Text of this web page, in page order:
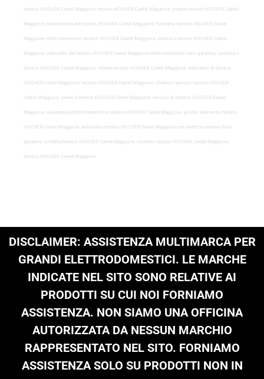
tecnico HOOVER Castel Maggiore, tecnico-HOOVER-Castel Maggiore, chiama tecnico HOOVER Castel
Maggiore, la assistenza del tecnico HOOVER Castel Maggiore, forniamo tecnico HOOVER Castel
Maggiore, elettrodomestici tecnico HOOVER Castel Maggiore, chiama il tecnico HOOVER Castel
Maggiore, intervento del tecnico HOOVER Castel Maggiore elettrodomestici fuori garanzia, contatta il
tecnico HOOVER Castel Maggiore, chiama tecnico HOOVER Castel Maggiore, intervento di tecnico
HOOVER Castel Maggiore, tecnico-HOOVER-Castel Maggiore, chiama il servizio tecnico HOOVER
Castel Maggiore, siamo il tecnico HOOVER Castel Maggiore, servizio di tecnico HOOVER Castel
Maggiore, assistenza elettrodomestici e tecnico HOOVER Castel Maggiore, pronto intervento tecnico
HOOVER Castel Maggiore, assistenza tecnico HOOVER Castel Maggiore per elettrodomestici fuori
garanzia, contatta tecnico HOOVER Castel Maggiore, contatto tecnico HOOVER Castel Maggiore,
tecnico HOOVER Castel Maggiore
DISCLAIMER: ASSISTENZA MULTIMARCA PER
GRANDI ELETTRODOMESTICI. LE MARCHE
INDICATE NEL SITO SONO RELATIVE AI
PRODOTTI SU CUI NOI FORNIAMO
ASSISTENZA. NON SIAMO UNA OFFICINA
AUTORIZZATA DA NESSUN MARCHIO
RAPPRESENTATO NEL SITO. FORNIAMO
ASSISTENZA SOLO SU PRODOTTI NON IN